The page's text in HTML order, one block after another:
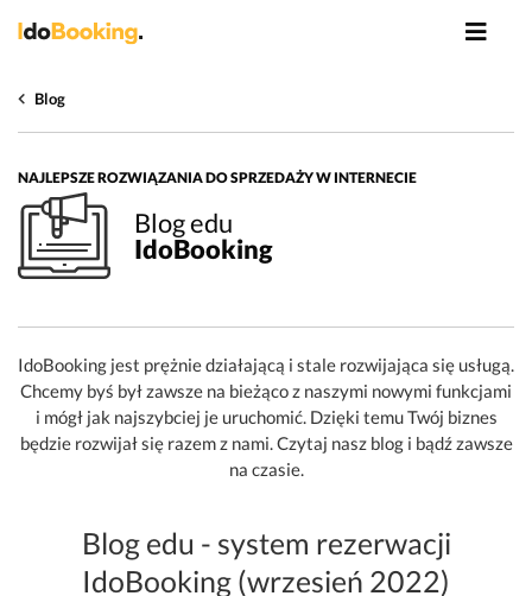
Blog
NAJLEPSZE ROZWIĄZANIA DO SPRZEDAŻY W INTERNECIE
Blog edu
IdoBooking
IdoBooking jest prężnie działającą i stale rozwijająca się usługą.
Chcemy byś był zawsze na bieżąco z naszymi nowymi funkcjami
i mógł jak najszybciej je uruchomić. Dzięki temu Twój biznes
będzie rozwijał się razem z nami. Czytaj nasz blog i bądź zawsze
na czasie.
Blog edu - system rezerwacji
IdoBooking (wrzesień 2022)